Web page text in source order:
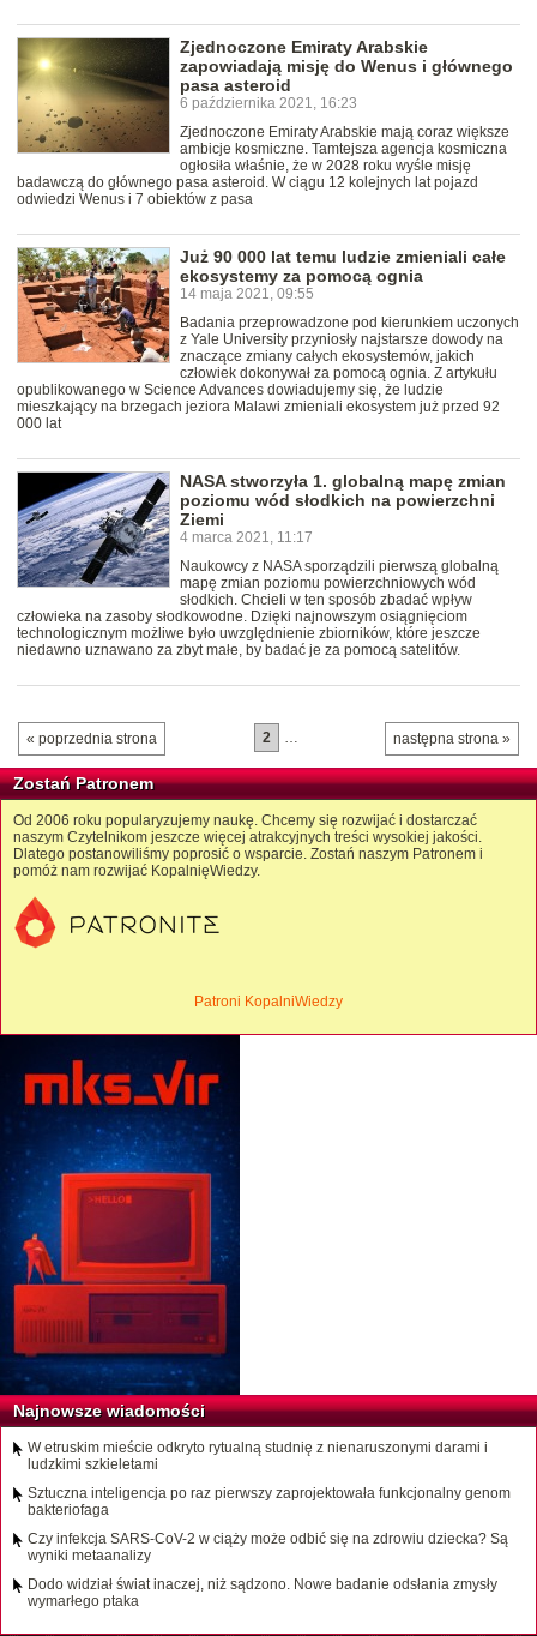
Zjednoczone Emiraty Arabskie
zapowiadają misję do Wenus i głównego
pasa asteroid
6 października 2021, 16:23
Zjednoczone Emiraty Arabskie mają coraz większe
ambicje kosmiczne. Tamtejsza agencja kosmiczna
ogłosiła właśnie, że w 2028 roku wyśle misję
badawczą do głównego pasa asteroid. W ciągu 12 kolejnych lat pojazd
odwiedzi Wenus i 7 obiektów z pasa
Już 90 000 lat temu ludzie zmieniali całe
ekosystemy za pomocą ognia
14 maja 2021, 09:55
Badania przeprowadzone pod kierunkiem uczonych
z Yale University przyniosły najstarsze dowody na
znaczące zmiany całych ekosystemów, jakich
człowiek dokonywał za pomocą ognia. Z artykułu
opublikowanego w Science Advances dowiadujemy się, że ludzie
mieszkający na brzegach jeziora Malawi zmieniali ekosystem już przed 92
000 lat
NASA stworzyła 1. globalną mapę zmian
poziomu wód słodkich na powierzchni
Ziemi
4 marca 2021, 11:17
Naukowcy z NASA sporządzili pierwszą globalną
mapę zmian poziomu powierzchniowych wód
słodkich. Chcieli w ten sposób zbadać wpływ
człowieka na zasoby słodkowodne. Dzięki najnowszym osiągnięciom
technologicznym możliwe było uwzględnienie zbiorników, które jeszcze
niedawno uznawano za zbyt małe, by badać je za pomocą satelitów.
« poprzednia strona następna strona »
2 …
Zostań Patronem
Od 2006 roku popularyzujemy naukę. Chcemy się rozwijać i dostarczać
naszym Czytelnikom jeszcze więcej atrakcyjnych treści wysokiej jakości.
Dlatego postanowiliśmy poprosić o wsparcie. Zostań naszym Patronem i
pomóż nam rozwijać KopalnięWiedzy.
Patroni KopalniWiedzy
Najnowsze wiadomości
W etruskim mieście odkryto rytualną studnię z nienaruszonymi darami i
ludzkimi szkieletami
Sztuczna inteligencja po raz pierwszy zaprojektowała funkcjonalny genom
bakteriofaga
Czy infekcja SARS-CoV-2 w ciąży może odbić się na zdrowiu dziecka? Są
wyniki metaanalizy
Dodo widział świat inaczej, niż sądzono. Nowe badanie odsłania zmysły
wymarłego ptaka